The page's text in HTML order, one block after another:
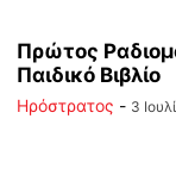
Πρώτος
Παιδικό Βιβλίο
Ηρόστρατος - 3